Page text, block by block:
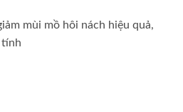
mùi mồ hôi nách hiệu quả,
tính